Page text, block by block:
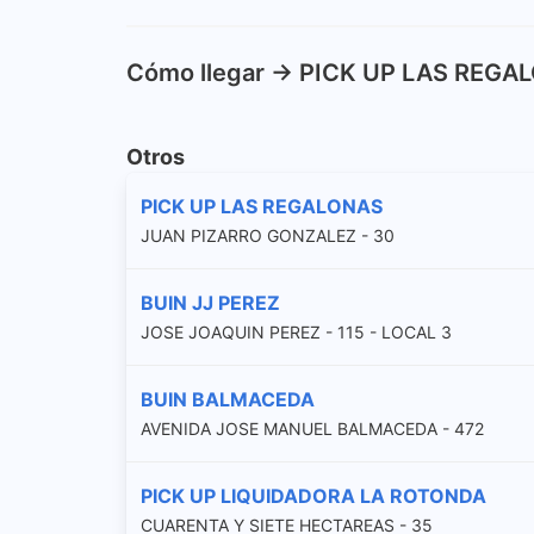
Cómo llegar -> PICK UP LAS
Otros
PICK UP LAS REGALONAS
JUAN PIZARRO GONZALEZ - 30
BUIN JJ PEREZ
JOSE JOAQUIN PEREZ - 115 - LOCAL 3
BUIN BALMACEDA
AVENIDA JOSE MANUEL BALMACEDA - 472
PICK UP LIQUIDADORA LA ROTONDA
CUARENTA Y SIETE HECTAREAS - 35